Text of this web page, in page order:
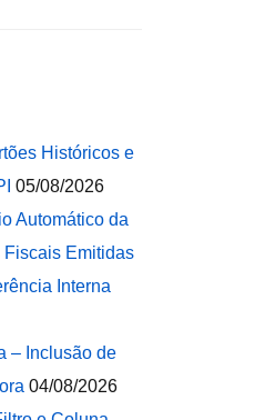
Históricos e
05/08/2026
Automático da
Fiscais Emitidas
Interna
– Inclusão de
04/08/2026